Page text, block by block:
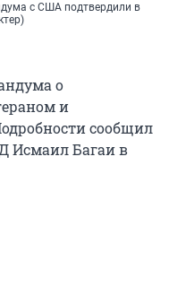
с США подтвердили в
о
и
сообщил
Исмаил Багаи в